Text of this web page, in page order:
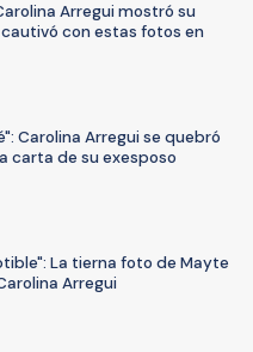
Arregui mostró su
con estas fotos en
Carolina Arregui se quebró
carta de su exesposo
La tierna foto de Mayte
Arregui